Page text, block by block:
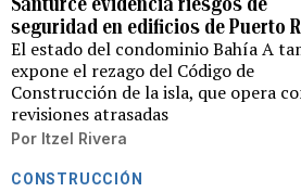
seguridad en edificios de Puerto
El estado del condominio Bahía A
expone el rezago del Código de
Construcción de la isla, que opera
revisiones atrasadas
Por Itzel Rivera
CONSTRUCCIÓN